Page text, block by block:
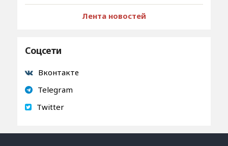
Лента новостей
Соцсети
Вконтакте
Telegram
Twitter